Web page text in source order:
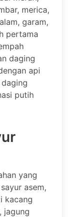
merica,
garam,
pertama
daging
api
putih
yang
asem,
kacang
jagung